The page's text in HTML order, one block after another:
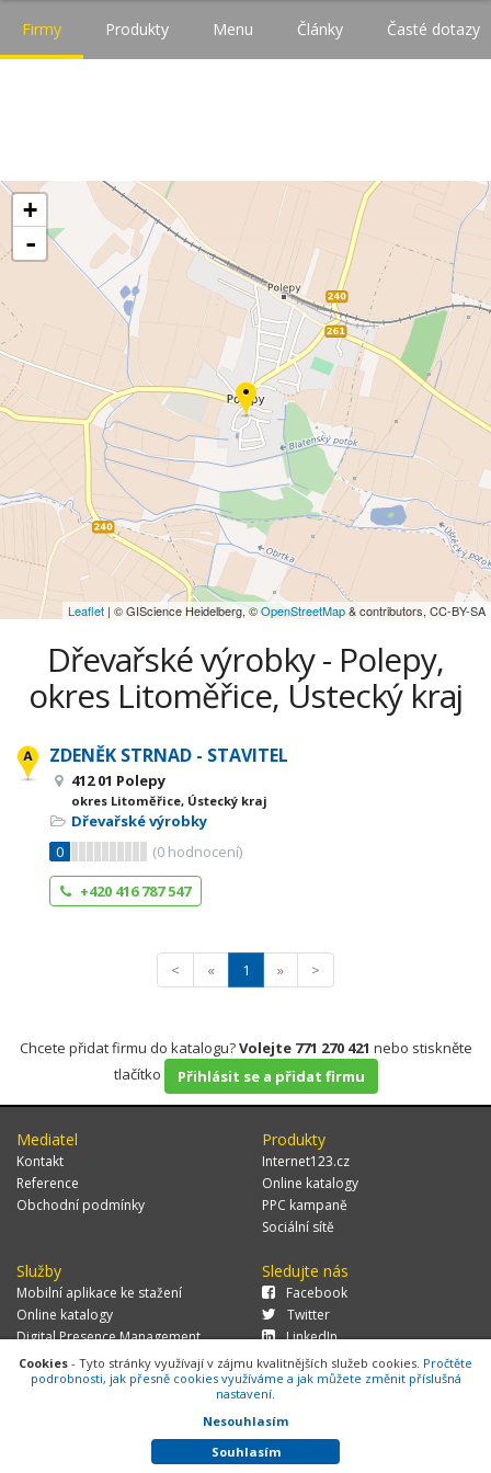
Firmy Produkty Menu Články Časté dotazy
+
-
Leaflet | © GIScience Heidelberg, ©OpenStreetMap& contributors, CC-BY-SA
Dřevařské výrobky - Polepy,
okres Litoměřice, Ústecký kraj
ZDENĚK STRNAD - STAVITEL
412 01 Polepy
okres Litoměřice, Ústecký kraj
Dřevařské výrobky
0
(0 hodnocení)
+420 416 787 547
< « 1 » >
Chcete přidat firmu do katalogu?Volejte 771 270 421 nebo stiskněte
tlačítko
Přihlásit se a přidat firmu
Mediatel
Kontakt
Reference
Obchodní podmínky
Produkty
Internet123.cz
Online katalogy
PPC kampaně
Sociální sítě
Služby
Mobilní aplikace ke stažení
Online katalogy
Digital Presence Management
Více zákazníků
Sledujte nás
Facebook
Twitter
LinkedIn
© 2026 MEDIATEL CZ, s.r.o.,Za Potokem 46/4, 106 00 Praha 10, tel.:
+420 771 270 421, verze 1.29.0.143,
Cookies
Cookies - Tyto stránky využívají v zájmu kvalitnějších služeb cookies. Pročtěte
podrobnosti, jak přesně cookies využíváme a jak můžete změnit příslušná
nastavení.
Nesouhlasím
Souhlasím